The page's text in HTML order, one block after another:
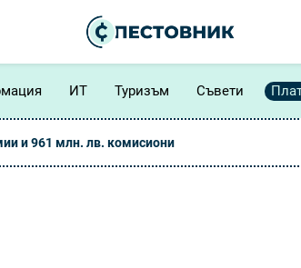
ИТ Туризъм Съвети
и 961 млн. лв. комисиони